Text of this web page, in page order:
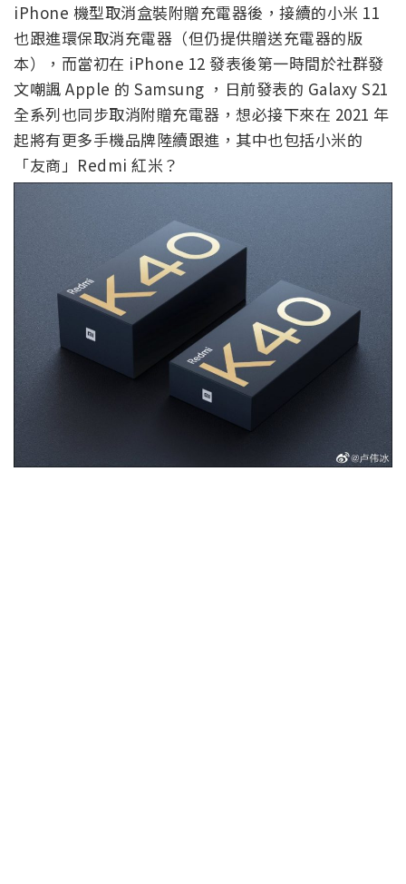
iPhone 機型取消盒裝附贈充電器後，接續的小米 11
也跟進環保取消充電器（但仍提供贈送充電器的版
本），而當初在 iPhone 12 發表後第一時間於社群發
文嘲諷 Apple 的 Samsung ，日前發表的 Galaxy S21
全系列也同步取消附贈充電器，想必接下來在 2021 年
起將有更多手機品牌陸續跟進，其中也包括小米的
「友商」Redmi 紅米？